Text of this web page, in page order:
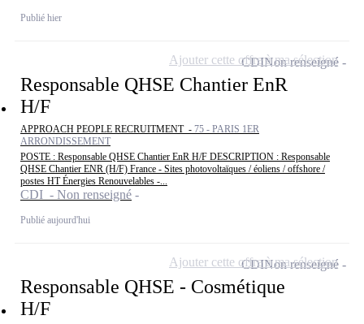
Publié hier
Responsable QHSE Chantier EnR
H/F
APPROACH PEOPLE RECRUITMENT - 75 - PARIS 1ER
ARRONDISSEMENT
POSTE : Responsable QHSE Chantier EnR H/F DESCRIPTION : Responsable
QHSE Chantier ENR (H/F) France - Sites photovoltaïques / éoliens / offshore /
postes HT Énergies Renouvelables -...
CDI - Non renseigné
Publié aujourd'hui
CDINon renseigné
Ajouter cette offre à ma sélection
Responsable QHSE - Cosmétique
H/F
CDINon renseigné
Ajouter cette offre à ma sélection